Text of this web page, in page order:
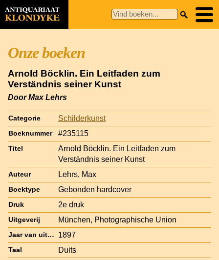
Onze boeken
Arnold Böcklin. Ein Leitfaden zum
Verständnis seiner Kunst
Door Max Lehrs
Categorie Schilderkunst
Boeknummer #235115
Titel
Arnold Böcklin. Ein Leitfaden zum
Verständnis seiner Kunst
Auteur Lehrs, Max
Boektype Gebonden hardcover
Druk 2e druk
Uitgeverij München, Photographische Union
Jaar van uitgave 1897
Taal Duits